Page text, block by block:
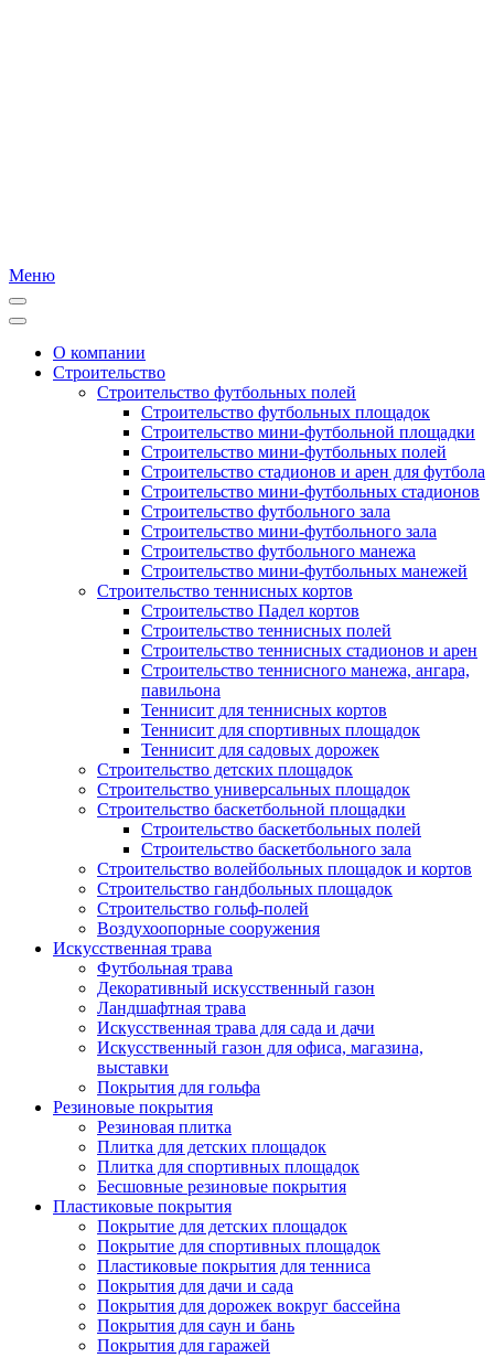
Меню
О компании
Строительство
Строительство футбольных полей
Строительство футбольных площадок
Строительство мини-футбольной площадки
Строительство мини-футбольных полей
Строительство стадионов и арен для футбола
Строительство мини-футбольных стадионов
Строительство футбольного зала
Строительство мини-футбольного зала
Строительство футбольного манежа
Строительство мини-футбольных манежей
Строительство теннисных кортов
Строительство Падел кортов
Строительство теннисных полей
Строительство теннисных стадионов и арен
Строительство теннисного манежа, ангара,
павильона
Теннисит для теннисных кортов
Теннисит для спортивных площадок
Теннисит для садовых дорожек
Строительство детских площадок
Строительство универсальных площадок
Строительство баскетбольной площадки
Строительство баскетбольных полей
Строительство баскетбольного зала
Строительство волейбольных площадок и кортов
Строительство гандбольных площадок
Строительство гольф-полей
Воздухоопорные сооружения
Искусственная трава
Футбольная трава
Декоративный искусственный газон
Ландшафтная трава
Искусственная трава для сада и дачи
Искусственный газон для офиса, магазина,
выставки
Покрытия для гольфа
Резиновые покрытия
Резиновая плитка
Плитка для детских площадок
Плитка для спортивных площадок
Бесшовные резиновые покрытия
Пластиковые покрытия
Покрытие для детских площадок
Покрытие для спортивных площадок
Пластиковые покрытия для тенниса
Покрытия для дачи и сада
Покрытия для дорожек вокруг бассейна
Покрытия для саун и бань
Покрытия для гаражей